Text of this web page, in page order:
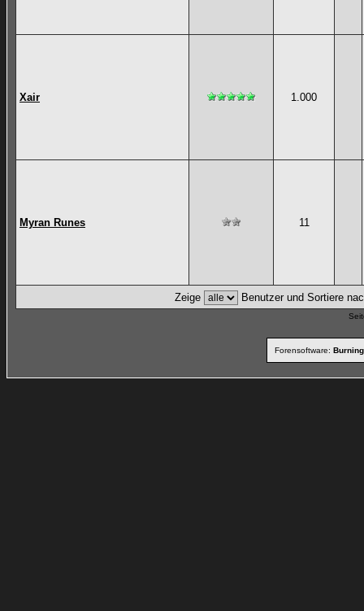
Xair 1.000
Myran Runes 11
Zeige Benutzer und Sortiere
Forensoftware: